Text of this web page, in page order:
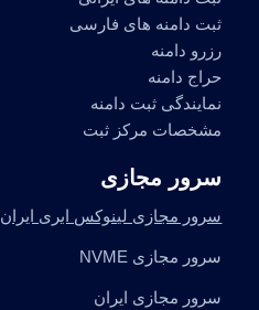
ثبت دامنه های فارسی
رزرو دامنه
حراج دامنه
نمایندگی ثبت دامنه
مشخصات مرکز ثبت
سرور مجازی
سرور مجازی لینوکس ابری ایران
سرور مجازی NVME
سرور مجازی ایران